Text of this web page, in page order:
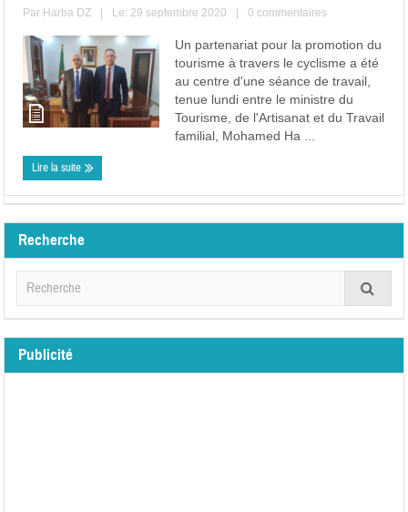
Par Harba DZ Le: 29 septembre 2020 0 commentaires
Un partenariat pour la promotion du
tourisme à travers le cyclisme a été
au centre d'une séance de travail,
tenue lundi entre le ministre du
Tourisme, de l'Artisanat et du Travail
familial, Mohamed Ha ...
Lire la suite
Recherche
Publicité